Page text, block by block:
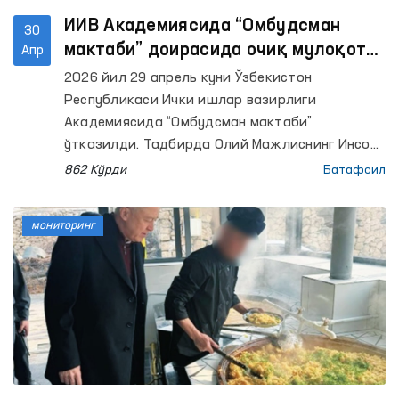
30
Апр
ИИВ Академиясида “Омбудсман
мактаби” доирасида очиқ мулоқот
ўтказилди
2026 йил 29 апрель куни Ўзбекистон
Республикаси Ички ишлар вазирлиги
Академиясида “Омбудсман мактаби”
ўтказилди. Тадбирда Олий Мажлиснинг Инсон
ҳуқуқлари бўйича вакили (омбудсман)
профессор-ўқитувчилари, тингловчи ва
курсантлари иштирок этди. Унда 90 нафарга
яқин иштирокчи қамраб олинди.
862 Кўрди Батафсил
мониторинг